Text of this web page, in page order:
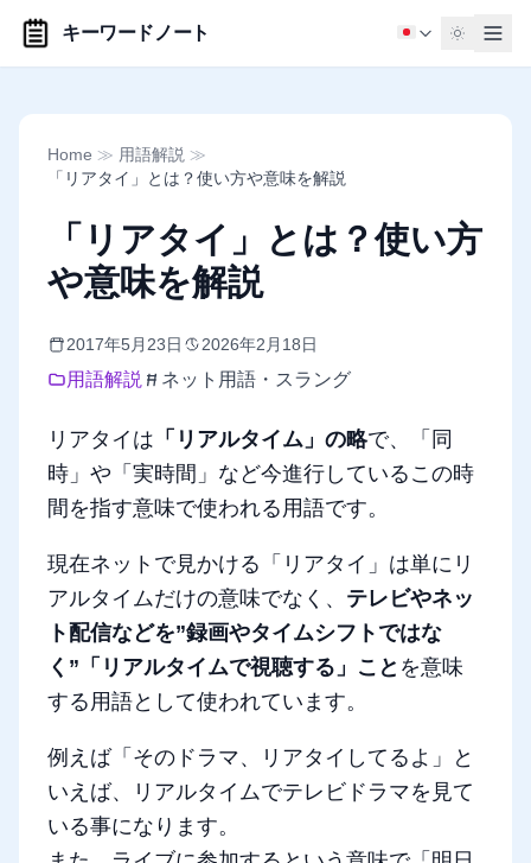
キーワードノート
Home ≫ 用語解説 ≫
「リアタイ」とは？使い方や意味を解説
「リアタイ」とは？使い方
や意味を解説
2017年5月23日 2026年2月18日
用語解説 ネット用語・スラング
リアタイは 「リアルタイム」の略で、「同
時」や「実時間」など今進行しているこの時
間を指す意味で使われる用語です。
現在ネットで見かける「リアタイ」は単にリ
アルタイムだけの意味でなく、 テレビやネッ
ト配信などを”録画やタイムシフトではな
く”「リアルタイムで視聴する」こと を意味
する用語として使われています。
例えば「そのドラマ、リアタイしてるよ」と
いえば、リアルタイムでテレビドラマを見て
いる事になります。